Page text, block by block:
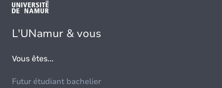
L'UNamur & vous
Vous êtes...
Futur étudiant bachelier